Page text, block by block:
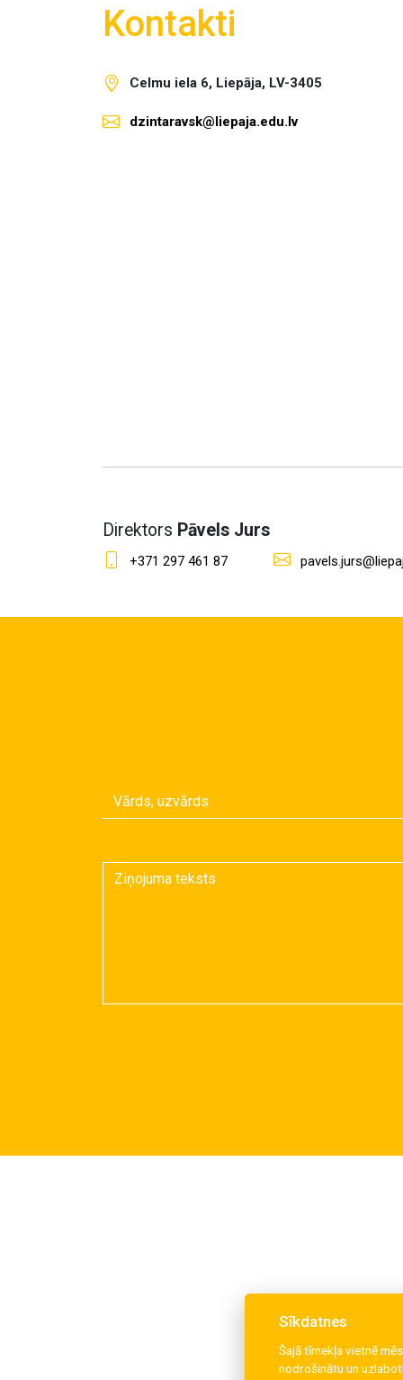
Kontakti
Celmu iela 6, Liepāja, LV-3405
dzintaravsk@liepaja.edu.lv
Direktors Pāvels Jurs
+371 297 461 87
Sīkdatnes
Šajā tīmekļa vietnē
nodrošinātu un